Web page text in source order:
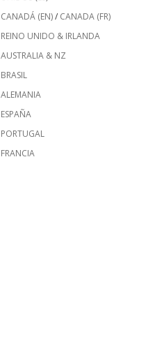
CANADÁ (EN)/ CANADA (FR)
REINO UNIDO & IRLANDA
AUSTRALIA & NZ
BRASIL
ALEMANIA
ESPAÑA
PORTUGAL
FRANCIA